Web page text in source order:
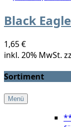
Black
1,65 €
inkl. 20% MwSt.
Sortiment
Menü